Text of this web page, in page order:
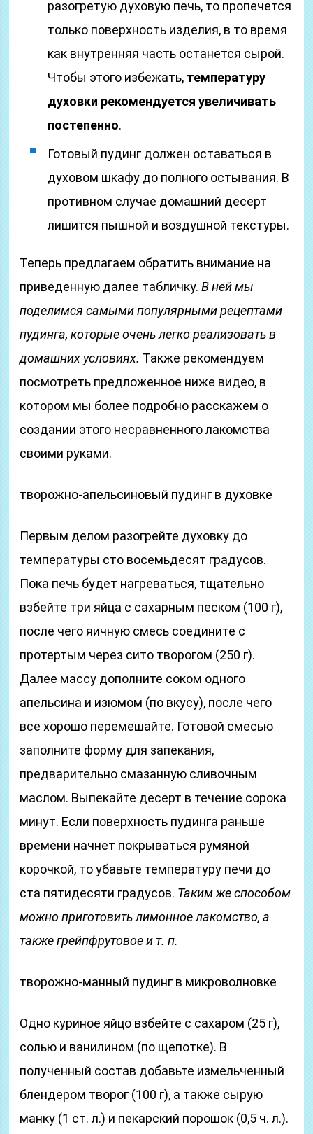
разогретую духовую печь, то пропечется
только поверхность изделия, в то время
как внутренняя часть останется сырой.
Чтобы этого избежать, температуру
духовки рекомендуется увеличивать
постепенно.
Готовый пудинг должен оставаться в
духовом шкафу до полного остывания. В
противном случае домашний десерт
лишится пышной и воздушной текстуры.
Теперь предлагаем обратить внимание на
приведенную далее табличку.В ней мы
поделимся самыми популярными рецептами
пудинга, которые очень легко реализовать в
домашних условиях. Также рекомендуем
посмотреть предложенное ниже видео, в
котором мы более подробно расскажем о
создании этого несравненного лакомства
своими руками.
творожно-апельсиновый пудинг в духовке
Первым делом разогрейте духовку до
температуры сто восемьдесят градусов.
Пока печь будет нагреваться, тщательно
взбейте три яйца с сахарным песком (100 г),
после чего яичную смесь соедините с
протертым через сито творогом (250 г).
Далее массу дополните соком одного
апельсина и изюмом (по вкусу), после чего
все хорошо перемешайте. Готовой смесью
заполните форму для запекания,
предварительно смазанную сливочным
маслом. Выпекайте десерт в течение сорока
минут. Если поверхность пудинга раньше
времени начнет покрываться румяной
корочкой, то убавьте температуру печи до
ста пятидесяти градусов. Таким же способом
можно приготовить лимонное лакомство, а
также грейпфрутовое и т. п.
творожно-манный пудинг в микроволновке
Одно куриное яйцо взбейте с сахаром (25 г),
солью и ванилином (по щепотке). В
полученный состав добавьте измельченный
блендером творог (100 г), а также сырую
манку (1 ст. л.) и пекарский порошок (0,5 ч. л.).